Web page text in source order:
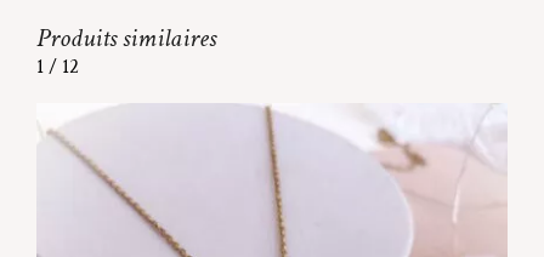
Produits similaires
1/ 12